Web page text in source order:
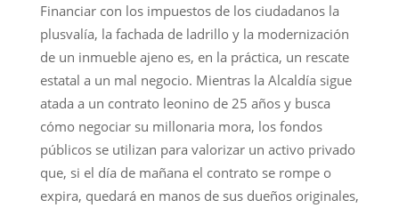
Financiar con los impuestos de los ciudadanos la
plusvalía, la fachada de ladrillo y la modernización
de un inmueble ajeno es, en la práctica, un rescate
estatal a un mal negocio. Mientras la Alcaldía sigue
atada a un contrato leonino de 25 años y busca
cómo negociar su millonaria mora, los fondos
públicos se utilizan para valorizar un activo privado
que, si el día de mañana el contrato se rompe o
expira, quedará en manos de sus dueños originales,